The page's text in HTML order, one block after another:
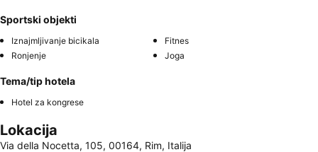
Sportski objekti
Iznajmljivanje bicikala
Fitnes
Ronjenje
Joga
Tema/tip hotela
Hotel za kongrese
Lokacija
Via della Nocetta, 105, 00164, Rim, Italija